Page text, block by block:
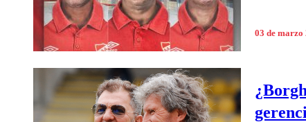
03 de marzo